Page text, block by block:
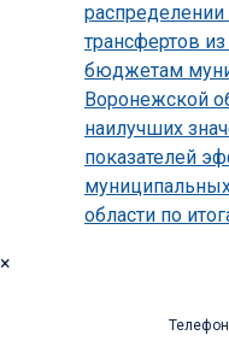
трансфертов
бюджетам
Воронежской
наилучших
показателей
области по
×